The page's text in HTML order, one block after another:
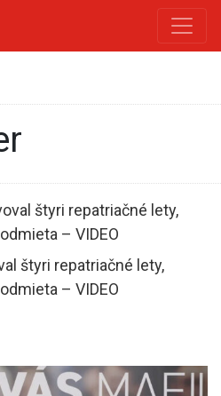
štyri repatriačné lety,
– VIDEO